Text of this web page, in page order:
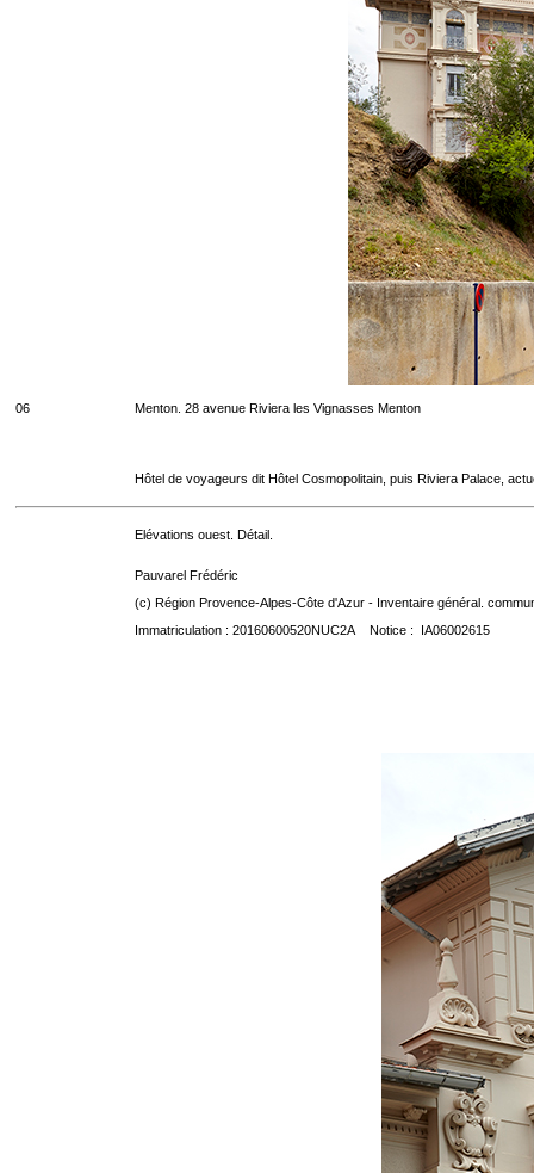
06 Menton. 28 avenue Riviera les Vignasses Menton
Hôtel de voyageurs dit Hôtel Cosmopolitain, puis Riviera Palace,
Elévations ouest. Détail.
Pauvarel Frédéric
(c) Région Provence-Alpes-Côte d'Azur - Inventaire général.
Immatriculation : 20160600520NUC2A Notice : IA06002615